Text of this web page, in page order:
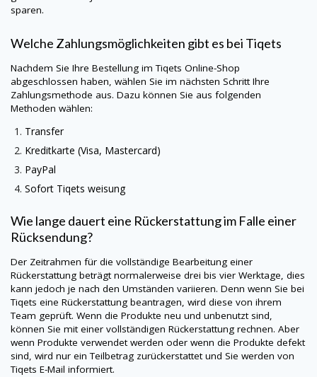
sparen.
Welche Zahlungsmöglichkeiten gibt es bei Tiqets
Nachdem Sie Ihre Bestellung imTiqets Online-Shop
abgeschlossen haben, wählen Sie im nächsten Schritt Ihre
Zahlungsmethode aus. Dazu können Sie aus folgenden
Methoden wählen:
Transfer
Kreditkarte (Visa, Mastercard)
PayPal
Sofort Tiqets weisung
Wie lange dauert eine Rückerstattung im Falle einer
Rücksendung?
Der Zeitrahmen für die vollständige Bearbeitung einer
Rückerstattung beträgt normalerweise drei bis vier Werktage, dies
kann jedoch je nach den Umständen variieren. Denn wenn Sie bei
Tiqets eine Rückerstattung beantragen, wird diese von ihrem
Team geprüft. Wenn die Produkte neu und unbenutzt sind,
können Sie mit einer vollständigen Rückerstattung rechnen. Aber
wenn Produkte verwendet werden oder wenn die Produkte defekt
sind, wird nur ein Teilbetrag zurückerstattet und Sie werden von
Tiqets E-Mail informiert.